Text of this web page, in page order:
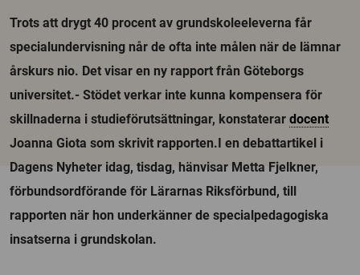
Trots att drygt 40 procent av grundskoleeleverna får
specialundervisning når de ofta inte målen när de lämnar
årskurs nio. Det visar en ny rapport från Göteborgs
universitet.- Stödet verkar inte kunna kompensera för
skillnaderna i studieförutsättningar, konstaterar docent
Joanna Giota som skrivit rapporten.I en debattartikel i
Dagens Nyheter idag, tisdag, hänvisar Metta Fjelkner,
förbundsordförande för Lärarnas Riksförbund, till
rapporten när hon underkänner de specialpedagogiska
insatserna i grundskolan.